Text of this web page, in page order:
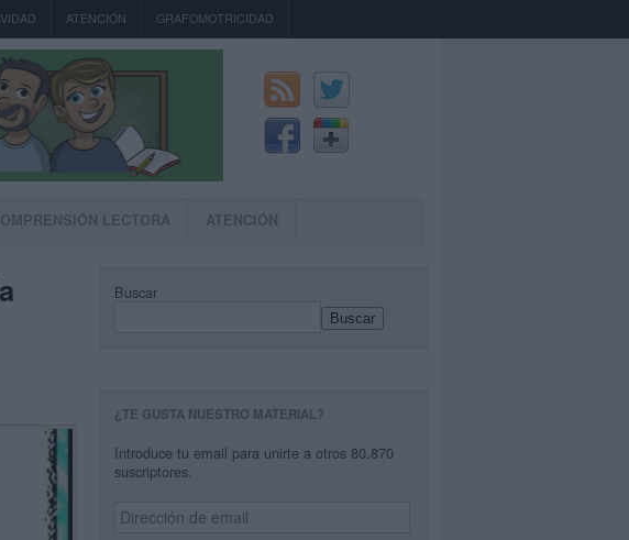
ATENCIÓN GRAFOMOTRICIDAD
LECTORA ATENCIÓN
Buscar
Buscar
¿TE GUSTA NUESTRO MATERIAL?
Introduce tu email para unirte a otros 80.870
suscriptores.
Dirección
de